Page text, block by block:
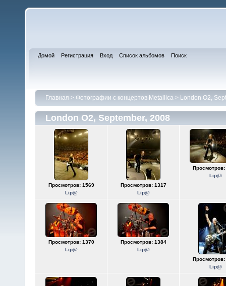
Домой Регистрация Вход Список альбомов Поиск
Главная > Фотографии с концертов Metallica > London O2,
London O2, September, 2008
Просмотров: 1569
Lip@
Просмотров: 1317
Lip@
Просмотров:
Lip@
Просмотров: 1370
Lip@
Просмотров: 1384
Lip@
Просмотров:
Lip@